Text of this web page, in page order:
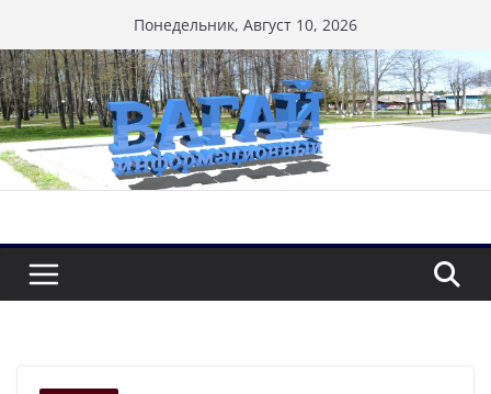
к
содержимому
Понедельник, Август 10, 2026